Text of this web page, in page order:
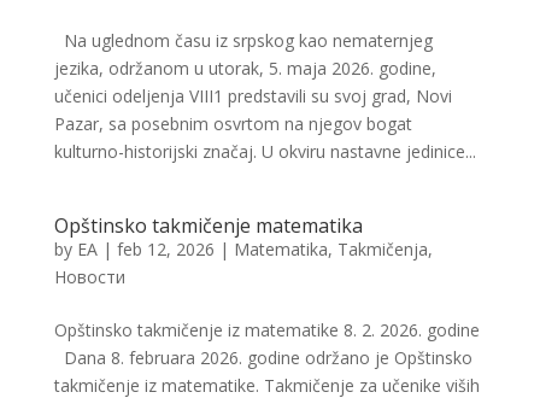
Na uglednom času iz srpskog kao nematernjeg
jezika, održanom u utorak, 5. maja 2026. godine,
učenici odeljenja VIII1 predstavili su svoj grad, Novi
Pazar, sa posebnim osvrtom na njegov bogat
kulturno-historijski značaj. U okviru nastavne jedinice...
Opštinsko takmičenje matematika
by EA| feb 12, 2026 | Matematika, Takmičenja,
Новости
Opštinsko takmičenje iz matematike 8. 2. 2026. godine
Dana 8. februara 2026. godine održano je Opštinsko
takmičenje iz matematike. Takmičenje za učenike viših